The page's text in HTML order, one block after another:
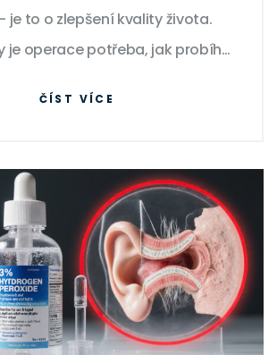
je to o zlepšení kvality života.
je operace potřeba, jak probíhá
ČÍST VÍCE